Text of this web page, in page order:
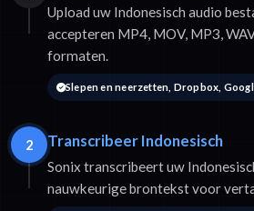
Upload uw Indonesisch audio
accepteren MP4, MOV, MP3,
formaten.
Slepen en neerzetten, Dropbox,
2 Transcribeer Indonesisch
Sonix transcribeert uw
nauwkeurige brontekst voor